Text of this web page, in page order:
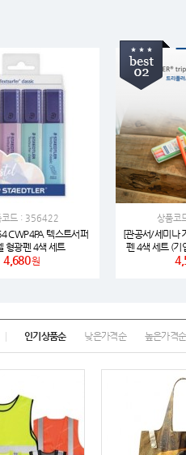
코드 : 356422
CWP4PA 텍스트서퍼
형광펜 4색 세트
4,680원
상품코
[관공서/세미나
펜 4색 세트 (기
웰컴키트
인기상품순 낮은가격순 높은가격순